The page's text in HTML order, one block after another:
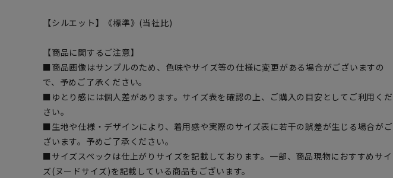
【シルエット】《標準》(当社比)
【商品に関するご注意】
■商品画像はサンプルのため、色味やサイズ等の仕様に変更がある場合がございますの
で、予めご了承ください。
■ゆとり感には個人差があります。サイズ表を確認の上、ご購入の目安としてご利用くだ
さい。
■生地や仕様・デザインにより、着用感や実際のサイズ表に若干の誤差が生じる場合がご
ざいます。予めご了承ください。
■サイズスペックは仕上がりサイズを記載しております。一部、商品現物におすすめサイ
ズ(ヌードサイズ)を記載している商品もございます。